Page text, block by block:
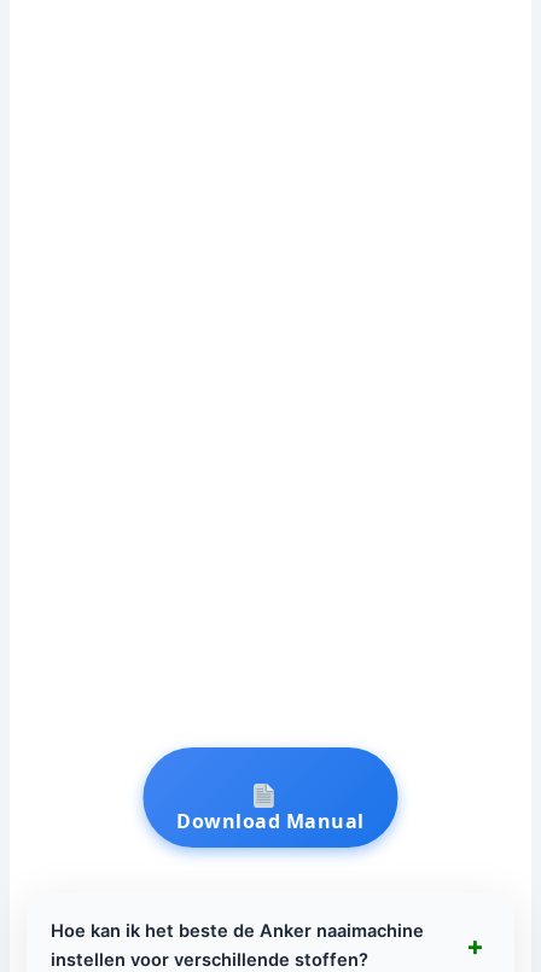
Download Manual
Hoe kan ik het beste de Anker naaimachine
instellen voor verschillende stoffen?
+